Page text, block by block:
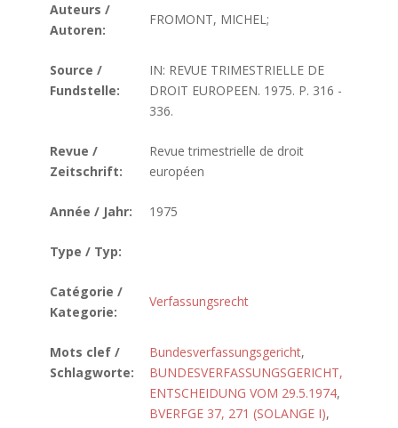
Auteurs /
Autoren:
FROMONT, MICHEL;
Source /
Fundstelle:
IN: REVUE TRIMESTRIELLE DE
DROIT EUROPEEN. 1975. P. 316 -
336.
Revue /
Zeitschrift:
Revue trimestrielle de droit
européen
Année / Jahr: 1975
Type / Typ:
Catégorie /
Kategorie:
Verfassungsrecht
Mots clef /
Schlagworte:
Bundesverfassungsgericht,
BUNDESVERFASSUNGSGERICHT,
ENTSCHEIDUNG VOM 29.5.1974,
BVERFGE 37, 271 (SOLANGE I),